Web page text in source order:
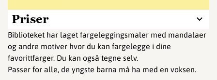
Priser
Biblioteket har laget fargeleggingsmaler med mandalaer
og andre motiver hvor du kan fargelegge i dine
favorittfarger. Du kan også tegne selv.
Passer for alle, de yngste barna må ha med en voksen.